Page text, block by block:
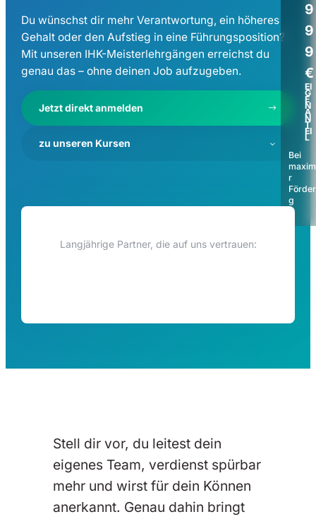
Du wünschst dir mehr Verantwortung, ein höheres
Gehalt oder den Aufstieg in eine Führungsposition?
Mit unseren IHK-Meisterlehrgängen erreichst du
genau das – ohne deinen Job aufzugeben.
Jetzt direkt anmelden
zu unseren Kursen
9
9
9
€
EI
G
E
N
A
N
T
EI
L
Bei
r
g
Langjährige Partner, die auf uns vertrauen:
Stell dir vor, du leitest dein
eigenes Team, verdienst spürbar
mehr und wirst für dein Können
anerkannt. Genau dahin bringt